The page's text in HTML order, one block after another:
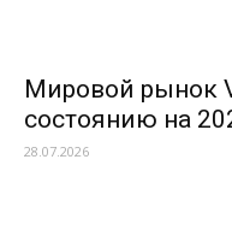
Мировой рынок
состоянию на
28.07.2026